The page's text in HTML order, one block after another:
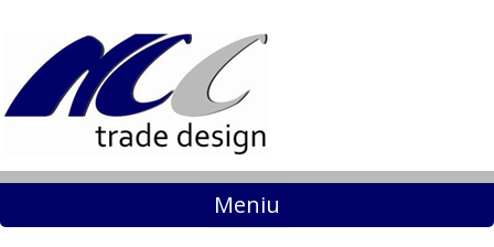
Meniu Sari la conținut